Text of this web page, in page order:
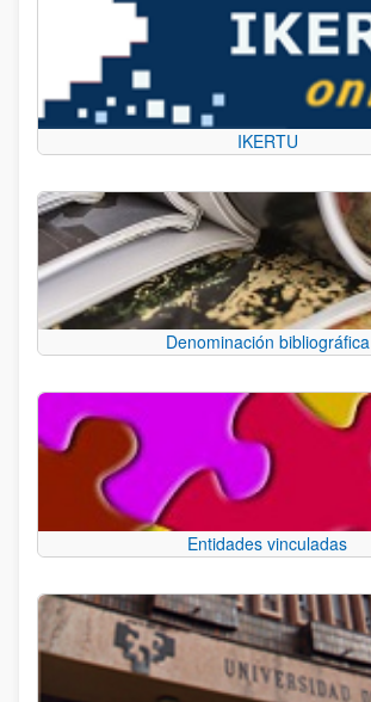
IKERTU
Denominación bibliográfica
Entidades vinculadas